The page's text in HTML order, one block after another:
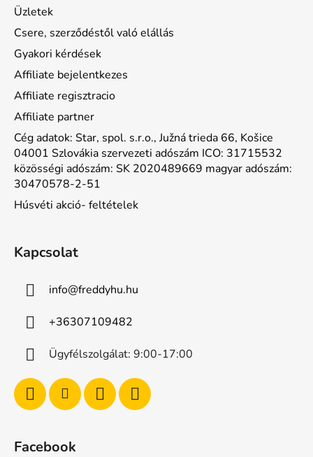
Üzletek
Csere, szerződéstől való elállás
Gyakori kérdések
Affiliate bejelentkezes
Affiliate regisztracio
Affiliate partner
Cég adatok: Star, spol. s.r.o., Južná trieda 66, Košice
04001 Szlovákia szervezeti adószám ICO: 31715532
közösségi adószám: SK 2020489669 magyar adószám:
30470578-2-51
Húsvéti akció- feltételek
Kapcsolat
info@freddyhu.hu
+36307109482
Ügyfélszolgálat: 9:00-17:00
Facebook